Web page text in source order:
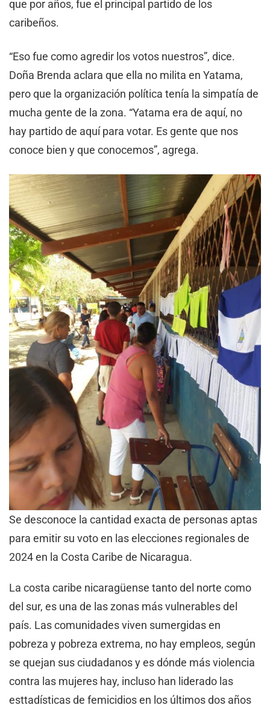
que por años, fue el principal partido de los
caribeños.
“Eso fue como agredir los votos nuestros”, dice.
Doña Brenda aclara que ella no milita en Yatama,
pero que la organización política tenía la simpatía de
mucha gente de la zona. “Yatama era de aquí, no
hay partido de aquí para votar. Es gente que nos
conoce bien y que conocemos”, agrega.
Se desconoce la cantidad exacta de personas aptas
para emitir su voto en las elecciones regionales de
2024 en la Costa Caribe de Nicaragua.
La costa caribe nicaragüense tanto del norte como
del sur, es una de las zonas más vulnerables del
país. Las comunidades viven sumergidas en
pobreza y pobreza extrema, no hay empleos, según
se quejan sus ciudadanos y es dónde más violencia
contra las mujeres hay, incluso han liderado las
esttadísticas de femicidios en los últimos dos años